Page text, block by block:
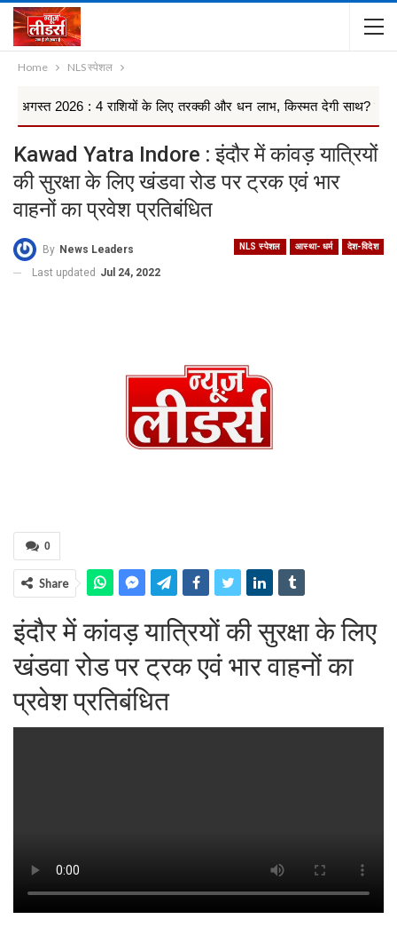
Home NLS स्पेशल
: 4 राशियों के लिए तरक्की और धन लाभ, किस्मत देगी साथ? मेष से मीन तक
Kawad Yatra Indore : इंदौर में कांवड़ यात्रियों
की सुरक्षा के लिए खंडवा रोड पर ट्रक एवं भार
वाहनों का प्रवेश प्रतिबंधित
NLS स्पेशल आस्था- धर्म देश-विदेश
By News Leaders
Last updated Jul 24, 2022
0
Share
इंदौर में कांवड़ यात्रियों की सुरक्षा के लिए
खंडवा रोड पर ट्रक एवं भार वाहनों का
प्रवेश प्रतिबंधित